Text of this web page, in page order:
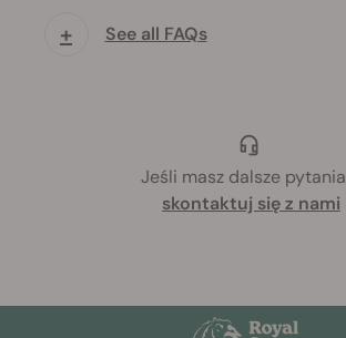
+ See all FAQs
Jeśli masz dalsze pytania
skontaktuj się z nami